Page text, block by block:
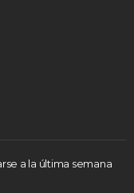
a la última semana